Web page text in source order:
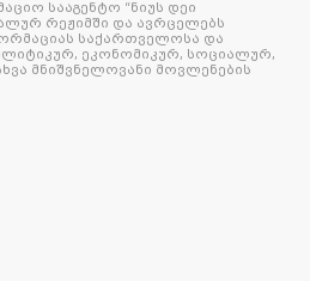
სააგენტო “ნიუს დეი
რეჟიმში და ავრცელებს
საქართველოსა და
ეკონომიკურ, სოციალურ,
მნიშვნელოვანი მოვლენების